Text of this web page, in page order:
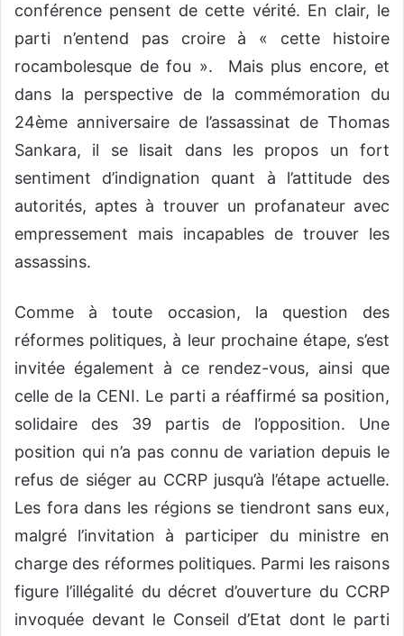
conférence pensent de cette vérité. En clair, le
parti n’entend pas croire à « cette histoire
rocambolesque de fou ». Mais plus encore, et
dans la perspective de la commémoration du
24ème anniversaire de l’assassinat de Thomas
Sankara, il se lisait dans les propos un fort
sentiment d’indignation quant à l’attitude des
autorités, aptes à trouver un profanateur avec
empressement mais incapables de trouver les
assassins.
Comme à toute occasion, la question des
réformes politiques, à leur prochaine étape, s’est
invitée également à ce rendez-vous, ainsi que
celle de la CENI. Le parti a réaffirmé sa position,
solidaire des 39 partis de l’opposition. Une
position qui n’a pas connu de variation depuis le
refus de siéger au CCRP jusqu’à l’étape actuelle.
Les fora dans les régions se tiendront sans eux,
malgré l’invitation à participer du ministre en
charge des réformes politiques. Parmi les raisons
figure l’illégalité du décret d’ouverture du CCRP
invoquée devant le Conseil d’Etat dont le parti